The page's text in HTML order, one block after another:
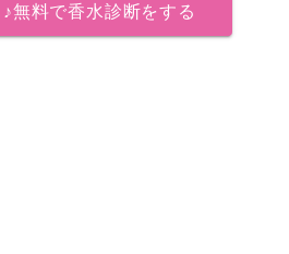
無料で香水診断をする